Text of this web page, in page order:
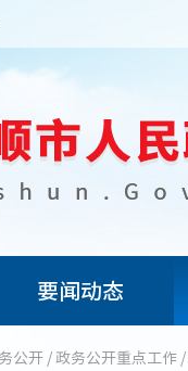
要闻动态
公开 /政务公开重点工作 /